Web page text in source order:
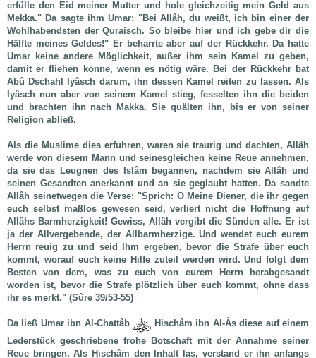
erfülle den Eid meiner Mutter und hole gleichzeitig mein Geld aus
Mekka." Da sagte ihm Umar: "Bei Allâh, du weißt, ich bin einer der
Wohlhabendsten der Quraisch. So bleibe hier und ich gebe dir die
Hälfte meines Geldes!" Er beharrte aber auf der Rückkehr. Da hatte
Umar keine andere Möglichkeit, außer ihm sein Kamel zu geben,
damit er fliehen könne, wenn es nötig wäre. Bei der Rückkehr bat
Abû Dschahl Iyâsch darum, ihn dessen Kamel reiten zu lassen. Als
Iyâsch nun aber von seinem Kamel stieg, fesselten ihn die beiden
und brachten ihn nach Makka. Sie quälten ihn, bis er von seiner
Religion abließ.
Als die Muslime dies erfuhren, waren sie traurig und dachten, Allâh
werde von diesem Mann und seinesgleichen keine Reue annehmen,
da sie das Leugnen des Islâm begannen, nachdem sie Allâh und
seinen Gesandten anerkannt und an sie geglaubt hatten. Da sandte
Allâh seinetwegen die Verse: "Sprich: O Meine Diener, die ihr gegen
euch selbst maßlos gewesen seid, verliert nicht die Hoffnung auf
Allâhs Barmherzigkeit! Gewiss, Allâh vergibt die Sünden alle. Er ist
ja der Allvergebende, der Allbarmherzige. Und wendet euch eurem
Herrn reuig zu und seid Ihm ergeben, bevor die Strafe über euch
kommt, worauf euch keine Hilfe zuteil werden wird. Und folgt dem
Besten von dem, was zu euch von eurem Herrn herabgesandt
worden ist, bevor die Strafe plötzlich über euch kommt, ohne dass
ihr es merkt." (Sûre 39/53-55)
Da ließ Umar ibn Al-Chattâb
Hischâm ibn Al-Âs diese auf einem
Lederstück geschriebene frohe Botschaft mit der Annahme seiner
Reue bringen. Als Hischâm den Inhalt las, verstand er ihn anfangs